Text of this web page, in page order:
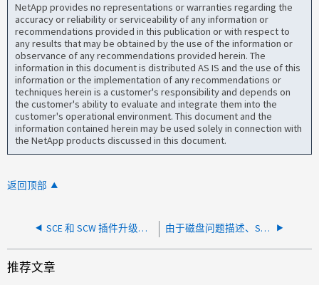
NetApp provides no representations or warranties regarding the
accuracy or reliability or serviceability of any information or
recommendations provided in this publication or with respect to
any results that may be obtained by the use of the information or
observance of any recommendations provided herein. The
information in this document is distributed AS IS and the use of this
information or the implementation of any recommendations or
techniques herein is a customer's responsibility and depends on
the customer's ability to evaluate and integrate them into the
customer's operational environment. This document and the
information contained herein may be used solely in connection with
the NetApp products discussed in this document.
返回顶部
SCE 和 SCW 插件升级到 4.6 或 4.7 无法注册 navssprv 提供程序 由于磁盘问题描述、SCE备份失败、并显示VSS_E_Provider_vetto错误
推荐文章